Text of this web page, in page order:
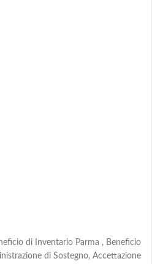
di Inventario Parma , Beneficio
di Sostegno, Accettazione